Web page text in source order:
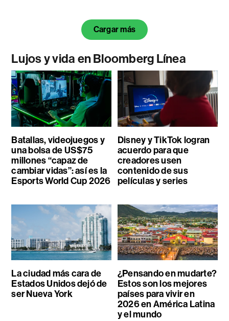
Cargar más
Lujos y vida en Bloomberg Línea
Batallas, videojuegos y
una bolsa de US$75
millones “capaz de
cambiar vidas”: así es la
Esports World Cup 2026
Disney y TikTok logran
acuerdo para que
creadores usen
contenido de sus
películas y series
La ciudad más cara de
Estados Unidos dejó de
ser Nueva York
¿Pensando en mudarte?
Estos son los mejores
países para vivir en
2026 en América Latina
y el mundo